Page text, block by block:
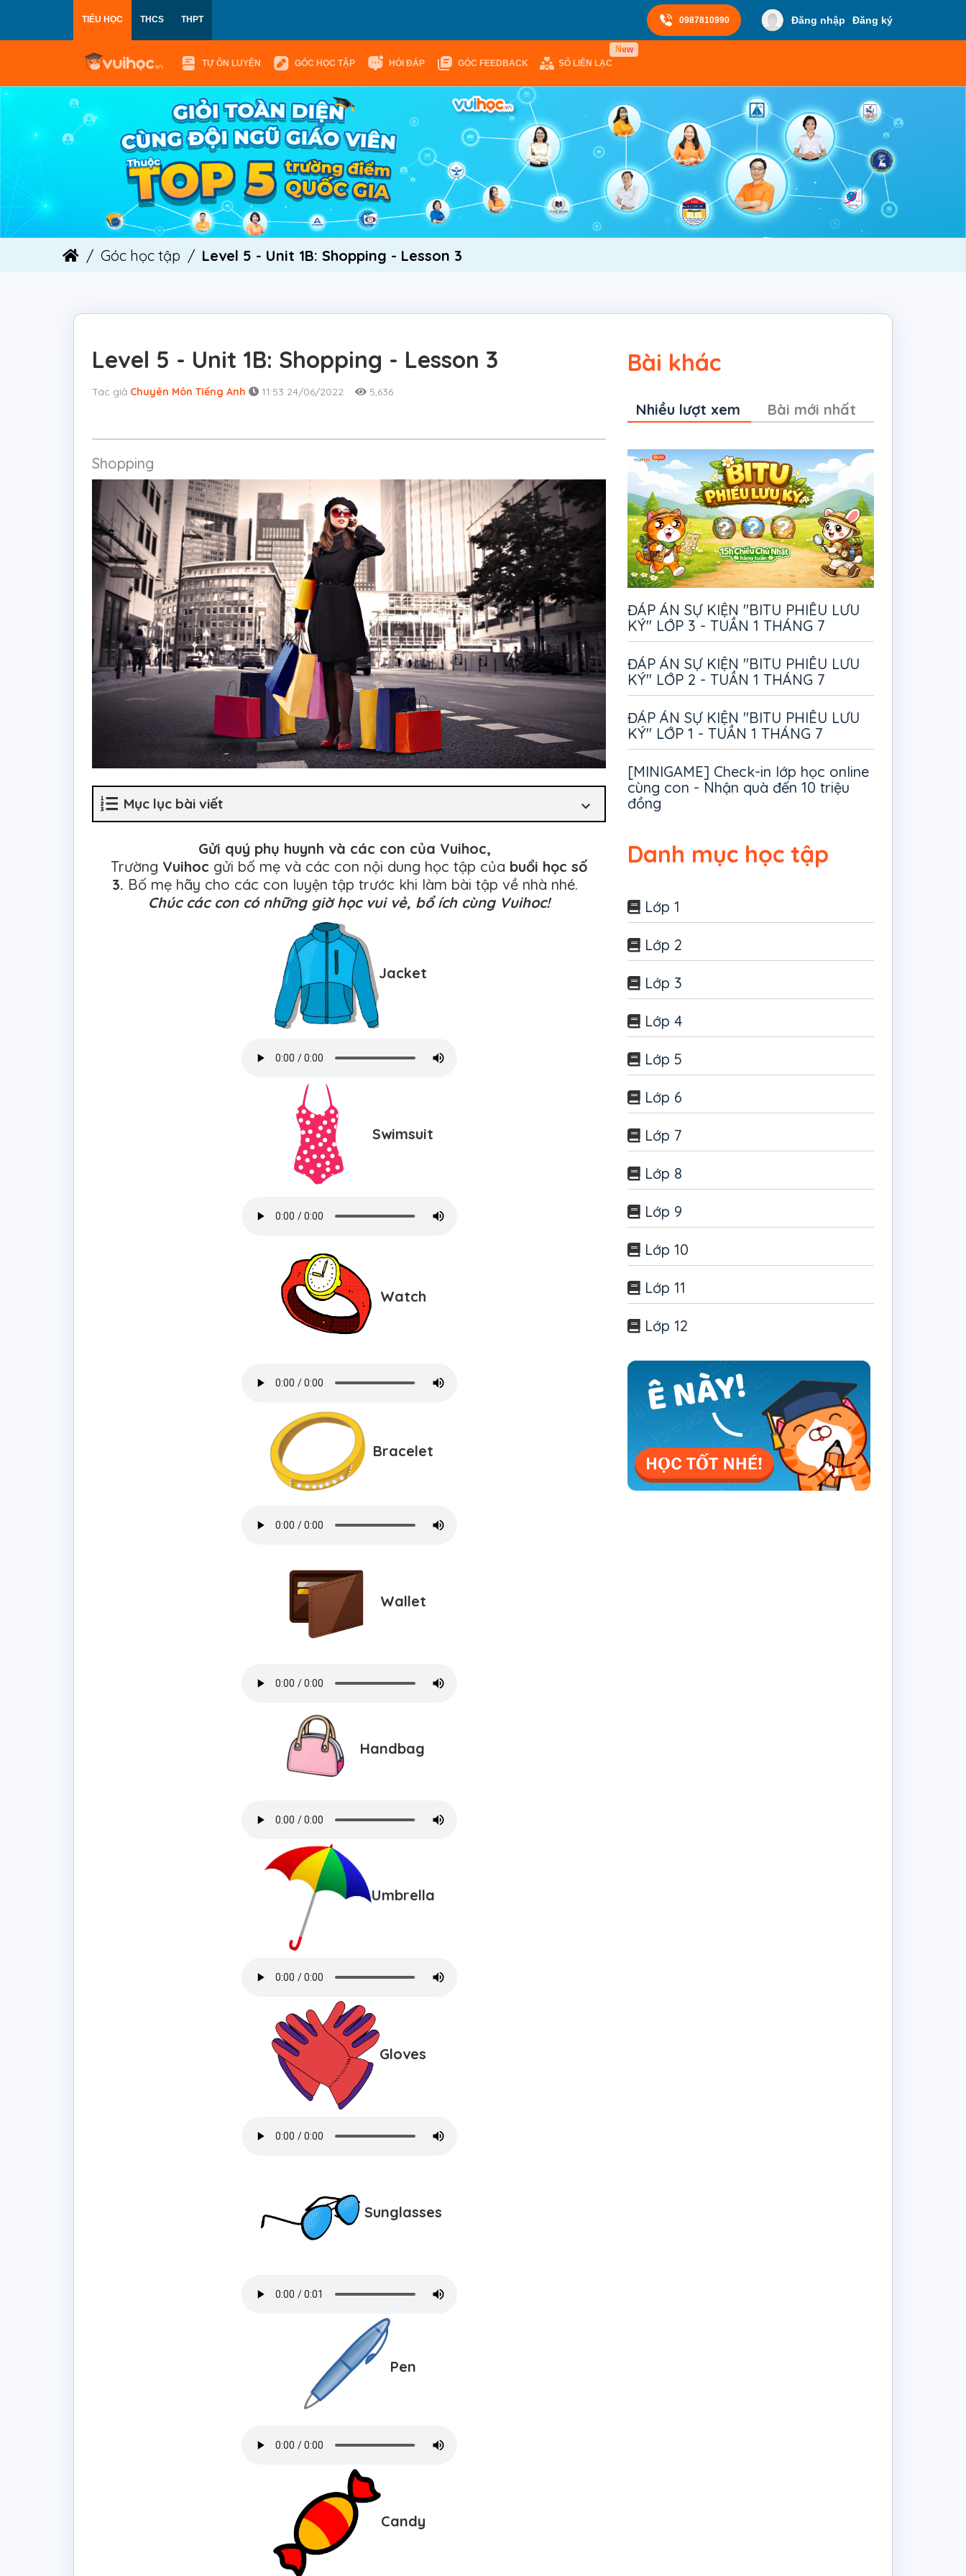
TIỂU HỌC THCS THPT 0987810990 Đăng nhập Đăng ký
TỰ ÔN LUYỆN GÓC HỌC TẬP HỎI ĐÁP GÓC FEEDBACK SỔ LIÊN LẠC
New
Góc học tập Level 5 - Unit 1B: Shopping - Lesson 3
Level 5 - Unit 1B: Shopping - Lesson 3
Tác giả Chuyên Môn Tiếng Anh 11:53 24/06/2022 5,636
Shopping
Mục lục bài viết
Gửi quý phụ huynh và các con của Vuihoc,
Trường Vuihoc gửi bố mẹ và các con nội dung học tập của buổi học số
3. Bố mẹ hãy cho các con luyện tập trước khi làm bài tập về nhà nhé.
Chúc các con có những giờ học vui vẻ, bổ ích cùng Vuihoc!
Jacket
Swimsuit
Watch
Bracelet
Wallet
Handbag
Umbrella
Gloves
Sunglasses
Pen
Candy
Bài khác
Nhiều lượt xem Bài mới nhất
ĐÁP ÁN SỰ KIỆN "BITU PHIÊU LƯU
KÝ" LỚP 3 - TUẦN 1 THÁNG 7
ĐÁP ÁN SỰ KIỆN "BITU PHIÊU LƯU
KÝ" LỚP 2 - TUẦN 1 THÁNG 7
ĐÁP ÁN SỰ KIỆN "BITU PHIÊU LƯU
KÝ" LỚP 1 - TUẦN 1 THÁNG 7
[MINIGAME] Check-in lớp học online
cùng con - Nhận quà đến 10 triệu
đồng
Danh mục học tập
Lớp 1
Lớp 2
Lớp 3
Lớp 4
Lớp 5
Lớp 6
Lớp 7
Lớp 8
Lớp 9
Lớp 10
Lớp 11
Lớp 12